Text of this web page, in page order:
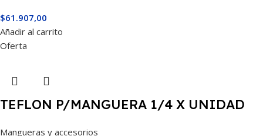
$61.907,00
Añadir al carrito
Oferta
TEFLON P/MANGUERA 1/4 X UNIDAD
Mangueras y accesorios